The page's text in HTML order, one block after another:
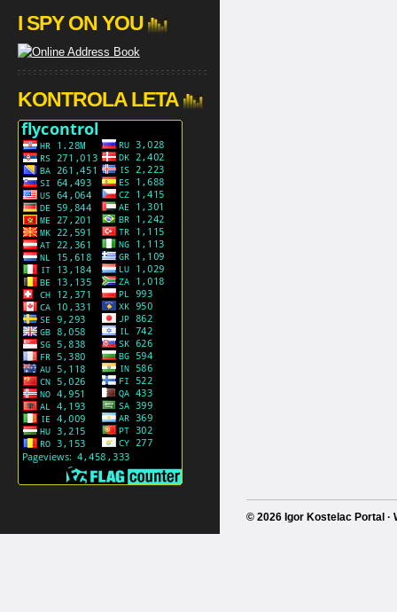
I SPY ON YOU
KONTROLA LETA
© 2026 Igor Kostelac Portal